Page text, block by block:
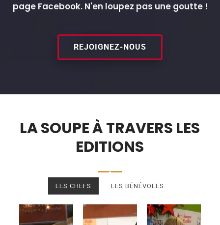
page Facebook. N'en loupez pas une goutte !
REJOIGNEZ-NOUS
LA SOUPE À TRAVERS LES
EDITIONS
LES CHEFS LES BÉNÉVOLES